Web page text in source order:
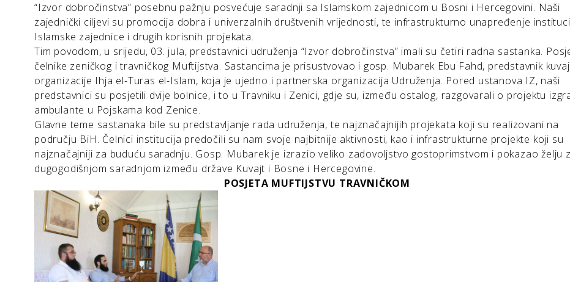
“Izvor dobročinstva” posebnu pažnju posvećuje saradnji sa Islamskom zajednicom u Bosni i Hercegovini. Naši
zajednički ciljevi su promocija dobra i univerzalnih društvenih vrijednosti, te infrastrukturno unapređenje
Islamske zajednice i drugih korisnih projekata.
Tim povodom, u srijedu, 03. jula, predstavnici udruženja “Izvor dobročinstva” imali su četiri radna sastanka.
čelnike zeničkog i travničkog Muftijstva. Sastancima je prisustvovao i gosp. Mubarek Ebu Fahd, predstavnik
organizacije Ihja el-Turas el-Islam, koja je ujedno i partnerska organizacija Udruženja. Pored ustanova IZ, naši
predstavnici su posjetili dvije bolnice, i to u Travniku i Zenici, gdje su, između ostalog, razgovarali o projektu
ambulante u Pojskama kod Zenice.
Glavne teme sastanaka bile su predstavljanje rada udruženja, te najznačajnijih projekata koji su realizovani na
području BiH. Čelnici institucija predočili su nam svoje najbitnije aktivnosti, kao i infrastrukturne projekte koji su
najznačajniji za buduću saradnju. Gosp. Mubarek je izrazio veliko zadovoljstvo gostoprimstvom i pokazao želju
dugogodišnjom saradnjom između države Kuvajt i Bosne i Hercegovine.
POSJETA MUFTIJSTVU TRAVNIČKOM